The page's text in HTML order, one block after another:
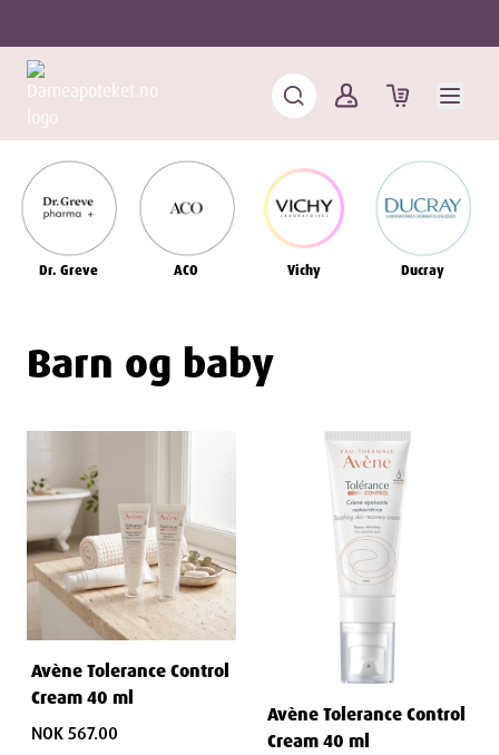
Dr. Greve ACO Vichy Ducray
Barn og baby
Avène Tolerance Control
Cream 40 ml
NOK 567.00
Avène Tolerance Control
Cream 40 ml